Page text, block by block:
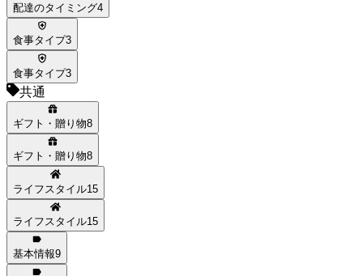
配達のタイミング4
食事タイプ3
食事タイプ3
共通
ギフト・贈り物8
ギフト・贈り物8
ライフスタイル15
ライフスタイル15
基本情報9